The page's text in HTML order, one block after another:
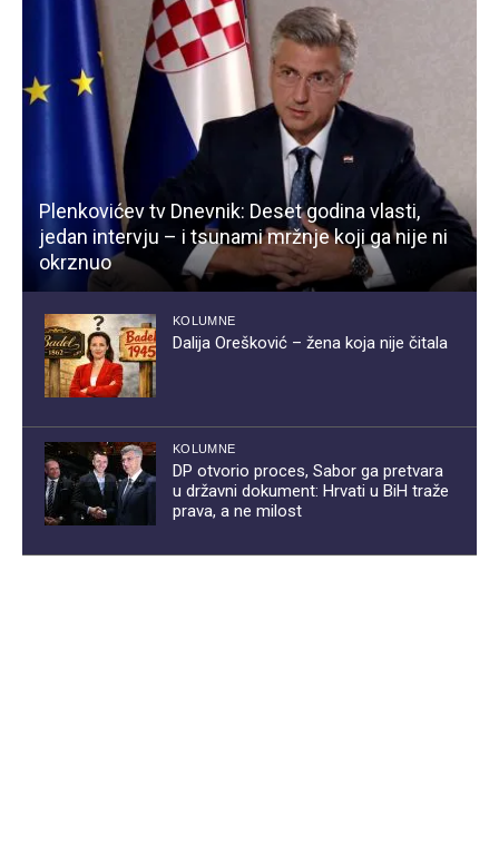
Plenkovićev tv Dnevnik: Deset godina vlasti,
jedan intervju – i tsunami mržnje koji ga nije ni
okrznuo
KOLUMNE
Dalija Orešković – žena koja nije čitala
KOLUMNE
DP otvorio proces, Sabor ga pretvara
u državni dokument: Hrvati u BiH traže
prava, a ne milost